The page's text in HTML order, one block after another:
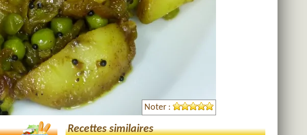
Noter :
Recettes similaires